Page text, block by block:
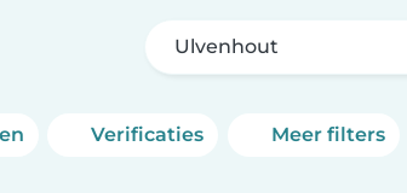
Ulvenhout
Verificaties Meer filters